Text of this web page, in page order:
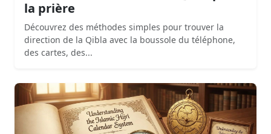
la prière
Découvrez des méthodes simples pour trouver la
direction de la Qibla avec la boussole du téléphone,
des cartes, des...